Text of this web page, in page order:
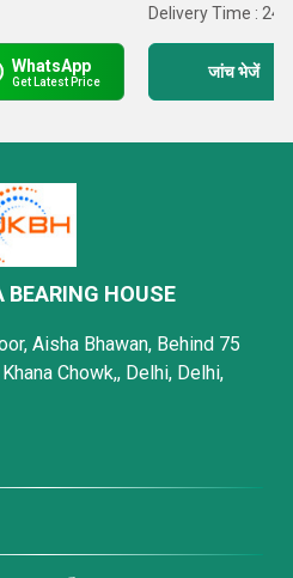
WhatsApp
Get Latest Price
Delivery Time : 24
जांच भेजें
HOUSE
Aisha Bhawan, Behind 75
Chowk,, Delhi, Delhi,